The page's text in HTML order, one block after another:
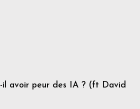
il avoir peur des IA ? (ft David